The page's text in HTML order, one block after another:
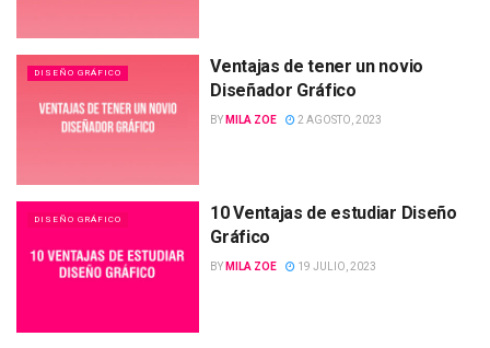
DISEÑO GRÁFICO
Ventajas de tener un novio
Diseñador Gráfico
BY MILA ZOE 2 AGOSTO, 2023
DISEÑO GRÁFICO
10 Ventajas de estudiar Diseño
Gráfico
BY MILA ZOE 19 JULIO, 2023